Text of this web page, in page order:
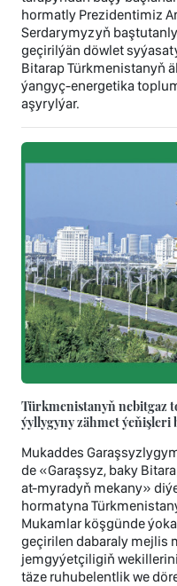
hormatly Prezidentimiz
Serdarymyzyň
geçirilýän döwlet
Bitarap Türkmenistanyň
ýangyç-energetika
aşyrylýar.
Türkmenistanyň nebitgaz
ýyllygyny zähmet ýeňişleri
Mukaddes
de «Garaşsyz, baky
at-myradyň mekany»
hormatyna
Mukamlar köşgünde
geçirilen dabaraly mejlis
jemgyýetçiligiň
täze ruhubelentlik we